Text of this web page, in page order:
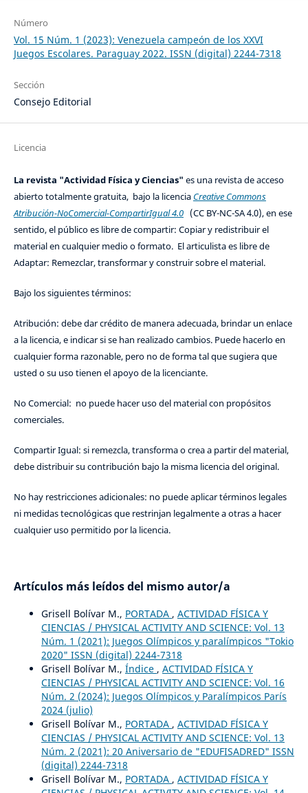
Número
Vol. 15 Núm. 1 (2023): Venezuela campeón de los XXVI
Juegos Escolares. Paraguay 2022. ISSN (digital) 2244-7318
Sección
Consejo Editorial
Licencia
La revista "Actividad Física y Ciencias" es una revista de acceso
abierto totalmente gratuita, bajo la licencia Creative Commons
Atribución-NoComercial-CompartirIgual 4.0(CC BY-NC-SA 4.0), en ese
sentido, el público es libre de compartir: Copiar y redistribuir el
material en cualquier medio o formato. El articulista es libre de
Adaptar: Remezclar, transformar y construir sobre el material.
Bajo los siguientes términos:
Atribución: debe dar crédito de manera adecuada, brindar un enlace
a la licencia, e indicar si se han realizado cambios. Puede hacerlo en
cualquier forma razonable, pero no de forma tal que sugiera que
usted o su uso tienen el apoyo de la licenciante.
No Comercial: no puede hacer uso del material con propósitos
comerciales.
Compartir Igual: si remezcla, transforma o crea a partir del material,
debe distribuir su contribución bajo la misma licencia del original.
No hay restricciones adicionales: no puede aplicar términos legales
ni medidas tecnológicas que restrinjan legalmente a otras a hacer
cualquier uso permitido por la licencia.
Artículos más leídos del mismo autor/a
Grisell Bolívar M., PORTADA , ACTIVIDAD FÍSICA Y
CIENCIAS / PHYSICAL ACTIVITY AND SCIENCE: Vol. 13
Núm. 1 (2021): Juegos Olímpicos y paralímpicos "Tokio
2020" ISSN (digital) 2244-7318
Grisell Bolívar M., Índice , ACTIVIDAD FÍSICA Y
CIENCIAS / PHYSICAL ACTIVITY AND SCIENCE: Vol. 16
Núm. 2 (2024): Juegos Olímpicos y Paralímpicos París
2024 (julio)
Grisell Bolívar M., PORTADA , ACTIVIDAD FÍSICA Y
CIENCIAS / PHYSICAL ACTIVITY AND SCIENCE: Vol. 13
Núm. 2 (2021): 20 Aniversario de "EDUFISADRED" ISSN
(digital) 2244-7318
Grisell Bolívar M., PORTADA , ACTIVIDAD FÍSICA Y